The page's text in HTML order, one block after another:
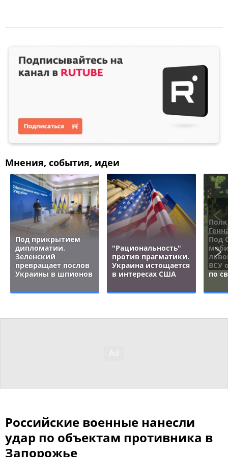
Мнения, события, идеи
Под прикрытием
дипломатии.
Зеленский
превращает послов
Украины в шпионов
"Рациональность"
против прагматики.
Украина истощается
в интересах США
Под
ВСУ
по
Российские военные нанесли
удар по объектам противника в
Запорожье